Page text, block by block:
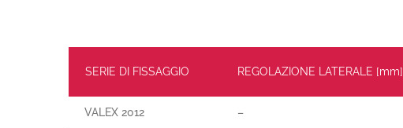
SERIE DI FISSAGGIO REGOLAZIONE LATERALE [mm]
VALEX 2012 –